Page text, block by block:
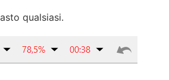
qualsiasi.